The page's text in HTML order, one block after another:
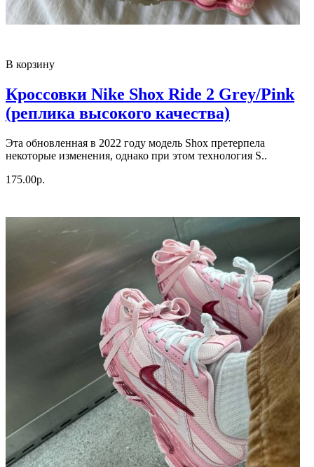
В корзину
Кроссовки Nike Shox Ride 2 Grey/Pink
(реплика высокого качества)
Эта обновленная в 2022 году модель Shox претерпела
некоторые изменения, однако при этом технология S..
175.00р.